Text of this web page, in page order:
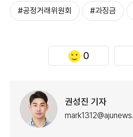
#공정거래위원회 #과징금
0
권성진 기자